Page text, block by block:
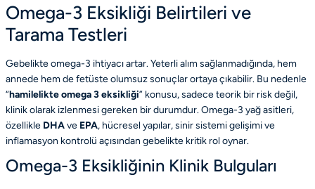
Omega-3 Eksikliği Belirtileri ve
Tarama Testleri
Gebelikte omega-3 ihtiyacı artar. Yeterli alım sağlanmadığında, hem
annede hem de fetüste olumsuz sonuçlar ortaya çıkabilir. Bu nedenle
“hamilelikte omega 3 eksikliği” konusu, sadece teorik bir risk değil,
klinik olarak izlenmesi gereken bir durumdur. Omega-3 yağ asitleri,
özellikle DHAve EPA, hücresel yapılar, sinir sistemi gelişimi ve
inflamasyon kontrolü açısından gebelikte kritik rol oynar.
Omega-3 Eksikliğinin Klinik Bulguları